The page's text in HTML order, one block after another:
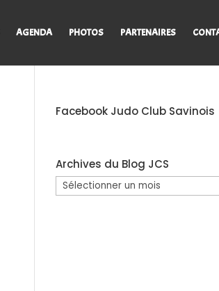
AGENDA PHOTOS PARTENAIRES
Facebook Judo Club Savinois
Archives du Blog JCS
Archives
du